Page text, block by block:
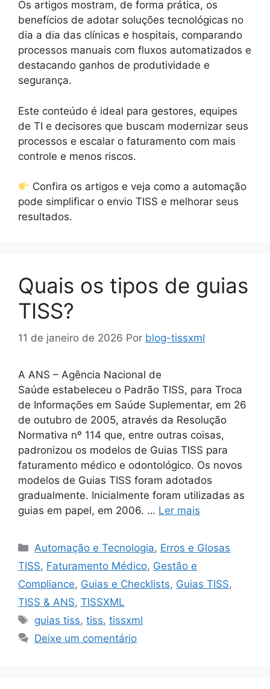
Os artigos mostram, de forma prática, os
benefícios de adotar soluções tecnológicas no
dia a dia das clínicas e hospitais, comparando
processos manuais com fluxos automatizados e
destacando ganhos de produtividade e
segurança.
Este conteúdo é ideal para gestores, equipes
de TI e decisores que buscam modernizar seus
processos e escalar o faturamento com mais
controle e menos riscos.
Confira os artigos e veja como a automação
pode simplificar o envio TISS e melhorar seus
resultados.
Quais os tipos de guias
TISS?
11 de janeiro de 2026 Por blog-tissxml
A ANS – Agência Nacional de
Saúde estabeleceu o Padrão TISS, para Troca
de Informações em Saúde Suplementar, em 26
de outubro de 2005, através da Resolução
Normativa nº 114 que, entre outras coisas,
padronizou os modelos de Guias TISS para
faturamento médico e odontológico. Os novos
modelos de Guias TISS foram adotados
gradualmente. Inicialmente foram utilizadas as
guias em papel, em 2006. … Ler mais
Categorias
Automação e Tecnologia, Erros e Glosas
TISS, Faturamento Médico, Gestão e
Compliance, Guias e Checklists, Guias TISS,
TISS & ANS, TISSXML
Tags
guias tiss,tiss,tissxml
Deixe um comentário